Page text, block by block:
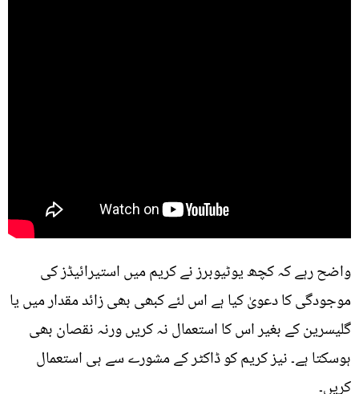
واضح رہے کہ کچھ یوٹیوبرز نے کریم میں استیرائیڈز کی
موجودگی کا دعویٰ کیا ہے اس لئے کبھی بھی زائد مقدار میں یا
گلیسرین کے بغیر اس کا استعمال نہ کریں ورنہ نقصان بھی
ہوسکتا ہے۔ نیز کریم کو ڈاکٹر کے مشورے سے ہی استعمال
کریں۔